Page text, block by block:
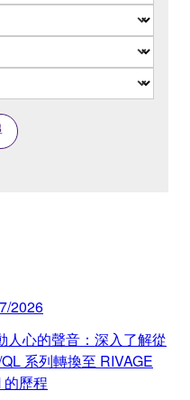
2026
人心的聲音：深入了解從
系列轉換至 RIVAGE
的歷程